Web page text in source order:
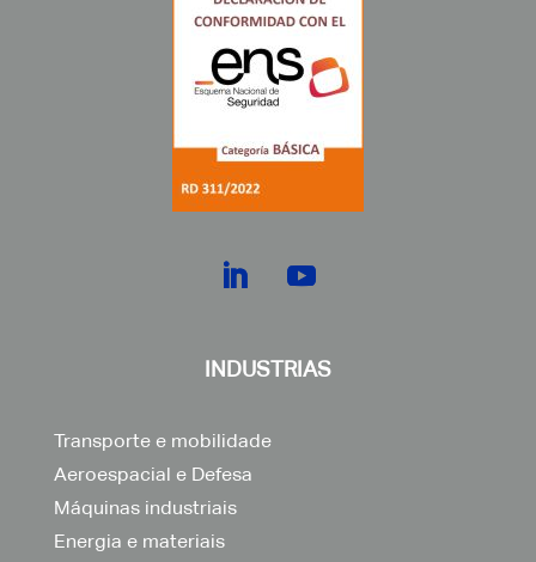
INDUSTRIAS
Transporte e mobilidade
Aeroespacial e Defesa
Máquinas industriais
Energia e materiais